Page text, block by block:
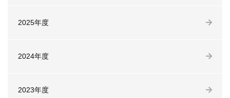
2025年度
2024年度
2023年度